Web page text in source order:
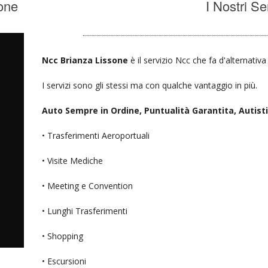
I Nostri
Ncc Brianza Lissoneè il servizio Ncc che fa
I servizi sono gli stessi ma con qualche vantaggio in più.
Auto Sempre in Ordine, Puntualità Garantita,
• Trasferimenti Aeroportuali
• Visite Mediche
• Meeting e Convention
• Lunghi Trasferimenti
• Shopping
• Escursioni